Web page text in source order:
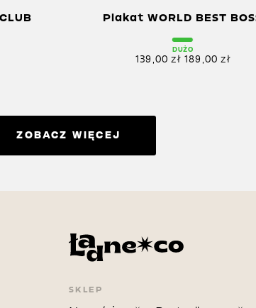
Plakat WORLD BEST
DUŻO
139,00zł 189,00zł
ZOBACZ WIĘCEJ
SKLEP